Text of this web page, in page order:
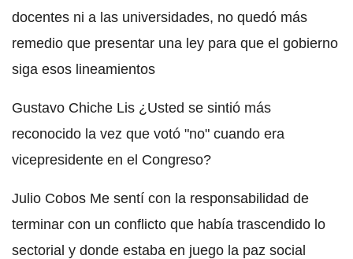
docentes ni a las universidades, no quedó más
remedio que presentar una ley para que el gobierno
siga esos lineamientos
Gustavo Chiche Lis ¿Usted se sintió más
reconocido la vez que votó "no" cuando era
vicepresidente en el Congreso?
Julio Cobos Me sentí con la responsabilidad de
terminar con un conflicto que había trascendido lo
sectorial y donde estaba en juego la paz social